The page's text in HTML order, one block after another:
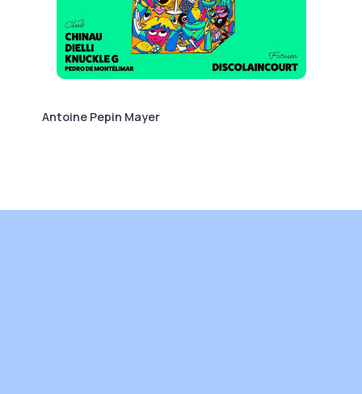
Antoine Pepin Mayer